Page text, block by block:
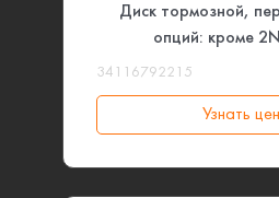
Диск тормозной,
опций: кроме
34116792215
Узнать